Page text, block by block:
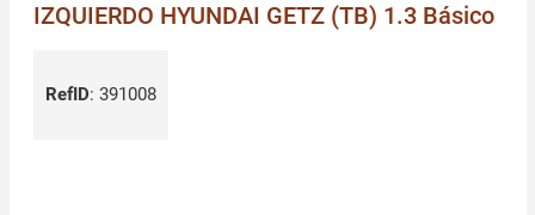
IZQUIERDO HYUNDAI GETZ (TB) 1.3 Básico
RefID: 391008